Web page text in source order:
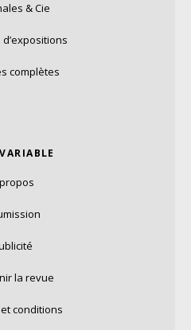
& Cie
complètes
la revue
conditions